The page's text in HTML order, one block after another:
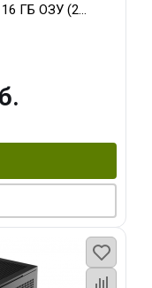
16 ГБ ОЗУ (2
16GB GDDR7